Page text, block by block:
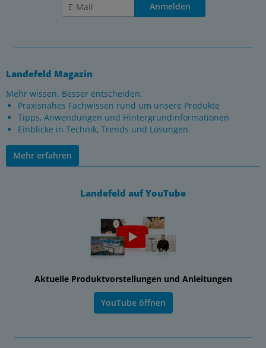
Anmelden
Landefeld Magazin
Mehr wissen. Besser entscheiden.
Praxisnahes Fachwissen rund um unsere Produkte
Tipps, Anwendungen und Hintergrundinformationen
Einblicke in Technik, Trends und Lösungen
Mehr erfahren
Landefeld auf YouTube
Aktuelle Produktvorstellungen und Anleitungen
YouTube öffnen